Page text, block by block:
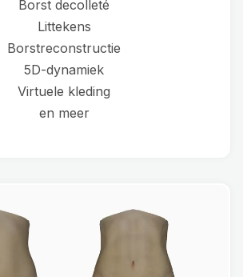
Borst decolleté
Littekens
Borstreconstructie
5D-dynamiek
Virtuele kleding
en meer